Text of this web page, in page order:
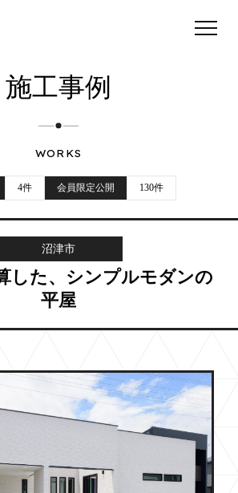
施工事例
WORKS
4件 会員限定公開 130件
沼津市
した、シンプルモダンの
平屋